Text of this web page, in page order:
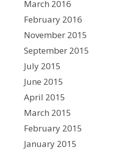
March 2016
February 2016
November 2015
September 2015
July 2015
June 2015
April 2015
March 2015
February 2015
January 2015